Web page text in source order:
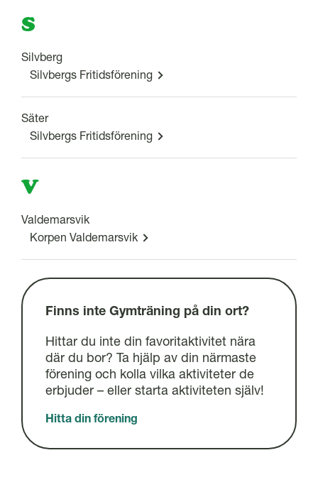
S
Silvberg
Silvbergs Fritidsförening
Säter
Silvbergs Fritidsförening
V
Valdemarsvik
Korpen Valdemarsvik
Finns inte Gymträning på din ort?
Hittar du inte din favoritaktivitet nära
där du bor? Ta hjälp av din närmaste
förening och kolla vilka aktiviteter de
erbjuder – eller starta aktiviteten själv!
Hitta din förening